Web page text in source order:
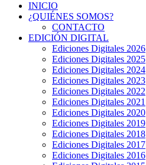
INICIO
¿QUIÉNES SOMOS?
CONTACTO
EDICIÓN DIGITAL
Ediciones Digitales 2026
Ediciones Digitales 2025
Ediciones Digitales 2024
Ediciones Digitales 2023
Ediciones Digitales 2022
Ediciones Digitales 2021
Ediciones Digitales 2020
Ediciones Digitales 2019
Ediciones Digitales 2018
Ediciones Digitales 2017
Ediciones Digitales 2016